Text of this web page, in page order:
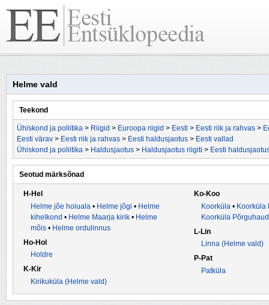
Helme vald
Teekond
Ühiskond ja poliitika > Riigid > Euroopa riigid > Eesti > Eesti riik ja rahvas >
Eesti värav > Eesti riik ja rahvas > Eesti haldusjaotus > Eesti vallad
Ühiskond ja poliitika > Haldusjaotus > Haldusjaotus riigiti > Eesti
Seotud märksõnad
H-Hel
Helme jõe hoiuala • Helme jõgi • Helme
kihelkond • Helme Maarja kirik • Helme
mõis • Helme ordulinnus
Ho-Hol
Holdre
K-Kir
Kirikuküla (Helme vald)
Ko-Koo
Koorküla • Koorküla
Koorküla Põrguhaud
L-Lin
Linna (Helme vald)
P-Pat
Patküla